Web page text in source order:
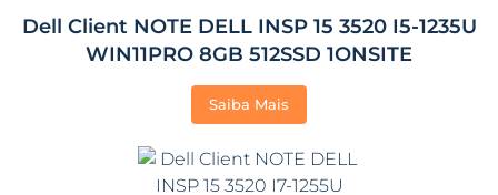
Dell Client NOTE DELL INSP 15 3520 I5-1235U
WIN11PRO 8GB 512SSD 1ONSITE
Saiba Mais